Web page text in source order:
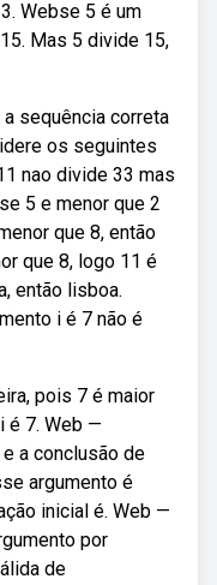
Webse 5 é um
Mas 5 divide 15,
sequência correta
os seguintes
nao divide 33 mas
5 e menor que 2
que 8, então
que 8, logo 11 é
então lisboa.
i é 7 não é
pois 7 é maior
é 7. Web —
a conclusão de
argumento é
inicial é. Web —
por
de